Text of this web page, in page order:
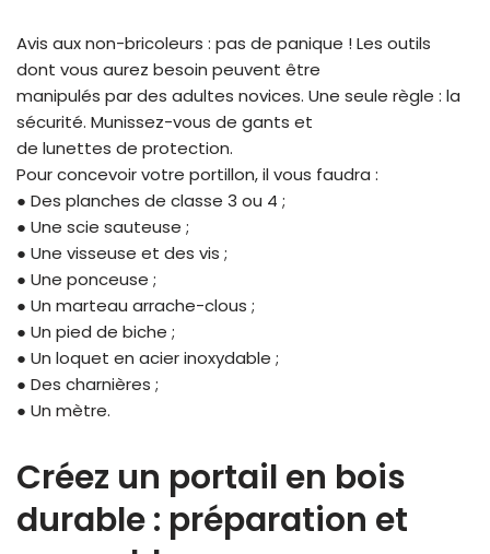
Avis aux non-bricoleurs : pas de panique ! Les outils
dont vous aurez besoin peuvent être
manipulés par des adultes novices. Une seule règle : la
sécurité. Munissez-vous de gants et
de lunettes de protection.
Pour concevoir votre portillon, il vous faudra :
● Des planches de classe 3 ou 4 ;
● Une scie sauteuse ;
● Une visseuse et des vis ;
● Une ponceuse ;
● Un marteau arrache-clous ;
● Un pied de biche ;
● Un loquet en acier inoxydable ;
● Des charnières ;
● Un mètre.
Créez un portail en bois
durable : préparation et